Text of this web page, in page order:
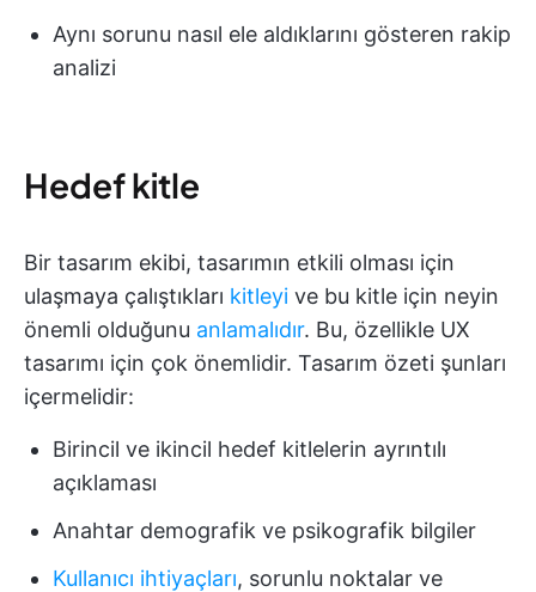
Aynı sorunu nasıl ele aldıklarını gösteren rakip
analizi
Hedef kitle
Bir tasarım ekibi, tasarımın etkili olması için
ulaşmaya çalıştıkları kitleyi ve bu kitle için neyin
önemli olduğunu anlamalıdır. Bu, özellikle UX
tasarımı için çok önemlidir. Tasarım özeti şunları
içermelidir:
Birincil ve ikincil hedef kitlelerin ayrıntılı
açıklaması
Anahtar demografik ve psikografik bilgiler
Kullanıcı ihtiyaçları, sorunlu noktalar ve